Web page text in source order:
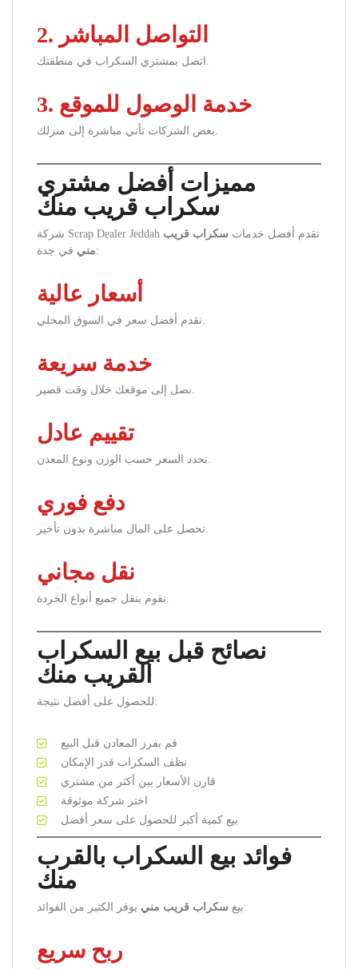
2. التواصل المباشر
اتصل بمشتري السكراب في منطقتك.
3. خدمة الوصول للموقع
بعض الشركات تأتي مباشرة إلى منزلك.
مميزات أفضل مشتري
سكراب قريب منك
شركة Scrap Dealer Jeddah تقدم أفضل خدمات سكراب قريب
منيفي جدة:
أسعار عالية
نقدم أفضل سعر في السوق المحلي.
خدمة سريعة
نصل إلى موقعك خلال وقت قصير.
تقييم عادل
نحدد السعر حسب الوزن ونوع المعدن.
دفع فوري
تحصل على المال مباشرة بدون تأخير.
نقل مجاني
نقوم بنقل جميع أنواع الخردة.
نصائح قبل بيع السكراب
القريب منك
للحصول على أفضل نتيجة:
قم بفرز المعادن قبل البيع
نظف السكراب قدر الإمكان
قارن الأسعار بين أكثر من مشتري
اختر شركة موثوقة
بيع كمية أكبر للحصول على سعر أفضل
فوائد بيع السكراب بالقرب
منك
بيع سكراب قريب مني يوفر الكثير من الفوائد:
ربح سريع